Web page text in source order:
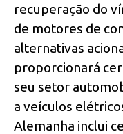
recuperação do
de motores de
alternativas
proporcionará
seu setor
a veículos
Alemanha inclui